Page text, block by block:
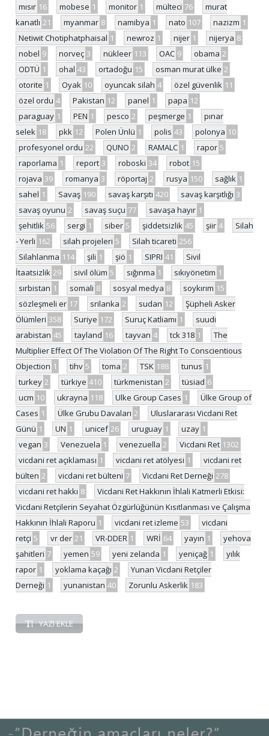
mısır 16 mobese 1 monitor 1 mülteci 76
murat
kanatlı 21 myanmar 8 namibya 1 nato 107 nazizm 1
Netiwit Chotiphatphaisal 1 newroz 1 nijer 1 nijerya 8
nobel 9 norveç 3 nükleer 113 OAC 9 obama 2
ODTÜ 1 ohal 43 ortadoğu 15 osman murat ülke 2
otorite 1 Oyak 10 oyuncak silah 4 özel güvenlik 11
özel ordu 4 Pakistan 12 panel 1 papa 12
paraguay 1 PEN 1 pesco 2 peşmerge 1
pınar
selek 18 pkk 12 Polen Ünlü 1 polis 43 polonya 10
profesyonel ordu 22 QUNO 2 RAMALC 1 rapor 5
raporlama 1 report 3 roboski 34 robot 15
rojava 39 romanya 3 röportaj 2 rusya 150 sağlık 1
sahel 1 Savaş 190 savaş karşıtı 420 savaş karşıtlığı 3
savaş oyunu 2 savaş suçu 77 savaşa hayır 1
şehitlik 56 sergi 1 siber 5 şiddetsizlik 45 şiir 4
Silah
- Yerli 162 silah projeleri 5 Silah ticareti 256
Silahlanma 114 şili 1 şiö 1 SIPRI 41
Sivil
İtaatsizlik 29 sivil ölüm 5 sığınma 1 sıkıyönetim 1
sırbistan 1 somali 8 sosyal medya 8 soykırım 15
sözleşmeli er 17 srilanka 2 sudan 12
Şüpheli Asker
Ölümleri 358 Suriye 172 Suruç Katliamı 1
suudi
arabistan 45 tayland 16 tayvan 4 tck 318 1
The
Multiplier Effect Of The Violation Of The Right To Conscientious
Objection 1 tihv 5 toma 2 TSK 188 tunus 1
turkey 2 türkiye 410 türkmenistan 2 tüsiad 6
ucm 10 ukrayna 118 Ulke Group Cases 1
Ülke Group of
Cases 1 Ülke Grubu Davaları 2
Uluslararası Vicdani Ret
Günü 1 UN 1 unicef 26 uruguay 1 uzay 1
vegan 3 Venezuela 1 venezuella 2 Vicdani Ret 1302
vicdani ret açıklaması 1 vicdani ret atölyesi 1
vicdani ret
bülten 2 vicdani ret bülteni 7 Vicdani Ret Derneği 278
vicdani ret hakkı 8
Vicdani Ret Hakkının İhlali Katmerli Etkisi:
Vicdani Retçilerin Seyahat Özgürlüğünün Kısıtlanması ve Çalışma
Hakkının İhlali Raporu 1 vicdani ret izleme 53
vicdani
retçi 5 vr der 21 VR-DDER 1 WRİ 64 yayın 1
yehova
şahitleri 7 yemen 59 yeni zelanda 1 yeniçağ 1
yılık
rapor 1 yoklama kaçağı 2
Yunan Vicdani Retçiler
Derneği 1 yunanistan 40 Zorunlu Askerlik 183
YAZI EKLE